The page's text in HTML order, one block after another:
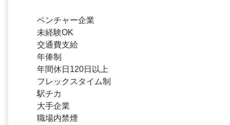
ベンチャー企業
未経験OK
交通費支給
年俸制
年間休日120日以上
フレックスタイム制
駅チカ
大手企業
職場内禁煙